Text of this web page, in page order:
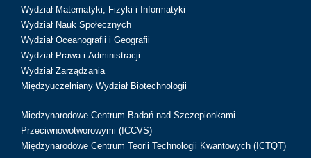
Wydział Matematyki, Fizyki i Informatyki
Wydział Nauk Społecznych
Wydział Oceanografii i Geografii
Wydział Prawa i Administracji
Wydział Zarządzania
Międzyuczelniany Wydział Biotechnologii
Międzynarodowe Centrum Badań nad Szczepionkami
Przeciwnowotworowymi (ICCVS)
Międzynarodowe Centrum Teorii Technologii Kwantowych (ICTQT)